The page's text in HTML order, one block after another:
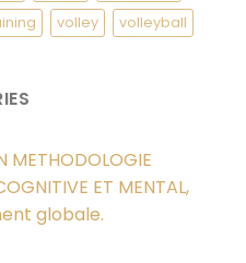
volley volleyball
METHODOLOGIE
ET MENTAL,
globale.